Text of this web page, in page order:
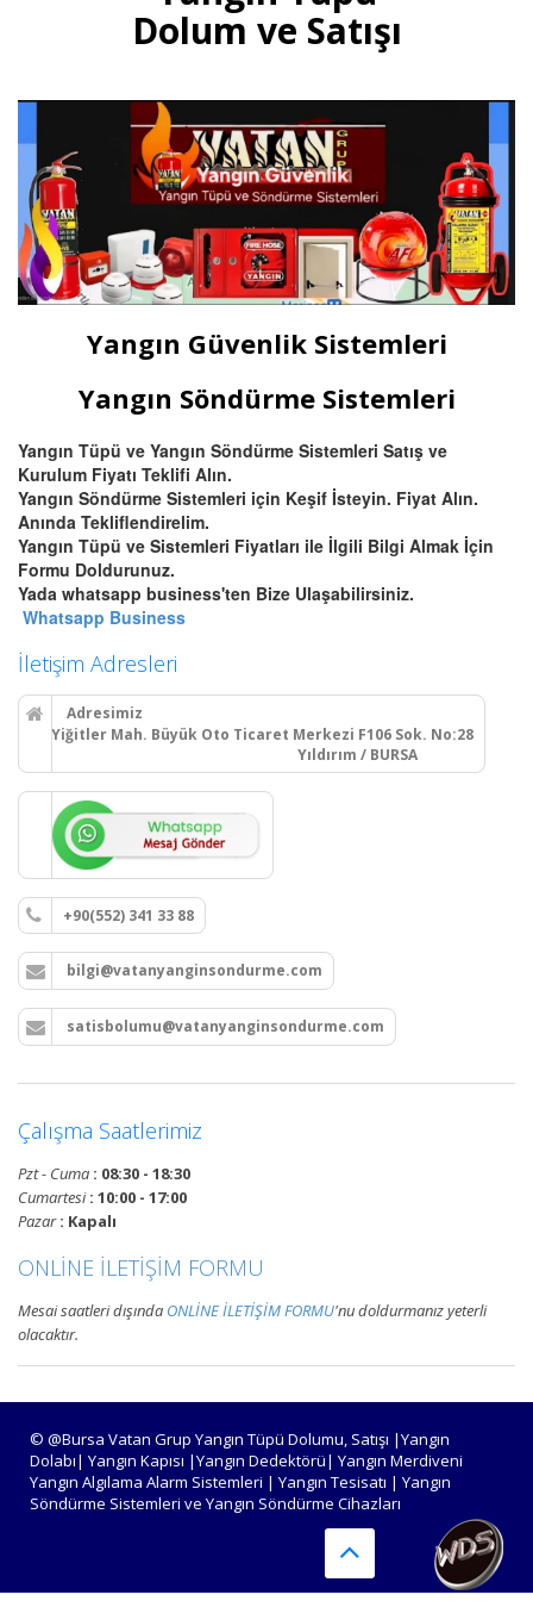
fabrikalar için beam (ışın) tipi
yangın dedektörü satış ve
Devamını Oku
Bursa Otomatik Gazlı Söndürme
ve Mühendislik Sistemleri
Bursa FM200, Novec 1230
otomatik gazlı söndürme, pano
endüstriyel mutfak davlumbaz
montaj ve tüp dolumu.
Devamını Oku
Bursa Yangın Dolabı, Hortum
Tesisatı ve Hidrant Sistemleri
Bursa sıva üstü, sıva altı yangın
dolapları montajı, seyyar
Devamını Oku
Bursa Yangın Alarm ve Algılama
Paneli Çeşitleri
satışı, yangın algılama panelleri
projelendirme, montaj ve
periyodik teknik servis
hizmetleri.
Devamını Oku
projelendirme, duman, ısı,
panelleri ve yangın butonları
Devamını Oku
Bursa Yangın Tüpü Satışı,
Dolumu ve Periyodik Bakım
Hizmetleri
TSE standartlarında 6 kg, 12 kg,
50 kg KKT tozlu, köpüklü, CO2
Dolum ve Satışı
Yangın Güvenlik Sistemleri
Yangın Söndürme Sistemleri
Yangın Tüpü ve Yangın Söndürme Sistemleri Satış ve
Kurulum Fiyatı Teklifi Alın.
Yangın Söndürme Sistemleri için Keşif İsteyin. Fiyat Alın.
Anında Tekliflendirelim.
Yangın Tüpü ve Sistemleri Fiyatları ile İlgili Bilgi Almak İçin
Formu Doldurunuz.
Yada whatsapp business'ten Bize Ulaşabilirsiniz.
Whatsapp Business
İletişim Adresleri
Adresimiz
Yiğitler Mah. Büyük Oto Ticaret Merkezi F106 Sok. No:28
Yıldırım / BURSA
+90(552) 341 33 88
bilgi@vatanyanginsondurme.com
satisbolumu@vatanyanginsondurme.com
Çalışma Saatlerimiz
Pzt - Cuma : 08:30 - 18:30
Cumartesi: 10:00 - 17:00
Pazar: Kapalı
ONLİNE İLETİŞİM FORMU
Mesai saatleri dışında ONLİNE İLETİŞİM FORMU'nu doldurmanız yeterli
olacaktır.
© @Bursa Vatan Grup Yangın Tüpü Dolumu, Satışı |Yangın
Dolabı| Yangın Kapısı |Yangın Dedektörü| Yangın Merdiveni
Yangın Algılama Alarm Sistemleri | Yangın Tesisatı | Yangın
Söndürme Sistemleri ve Yangın Söndürme Cihazları